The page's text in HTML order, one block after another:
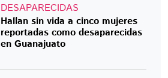
DESAPARECIDAS
Hallan sin vida a cinco mujeres
reportadas como desaparecidas
en Guanajuato